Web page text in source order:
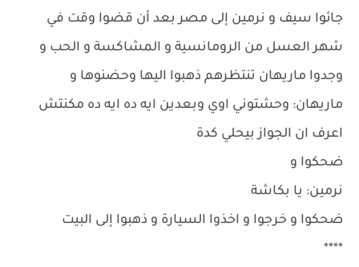
جائوا سيف و نرمين إلى مصر بعد أن قضوا وقت في
شهر العسل من الرومانسية و المشاكسة و الحب و
وجدوا ماريهان تنتظرهم ذهبوا اليها وحضنوها و
ماريهان: وحشتوني اوي وبعدين ايه ده ايه ده مكنتش
اعرف ان الجواز بيحلي كدة
ضحكوا و
نرمين: يا بكاشة
ضحكوا و خرجوا و اخذوا السيارة و ذهبوا إلى البيت
****